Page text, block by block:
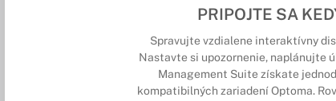
PRIPOJTE SA
Spravujte vzdialene interaktívny
Nastavte si upozornenie, naplánujte
Management Suite získate
kompatibilných zariadení Optoma.